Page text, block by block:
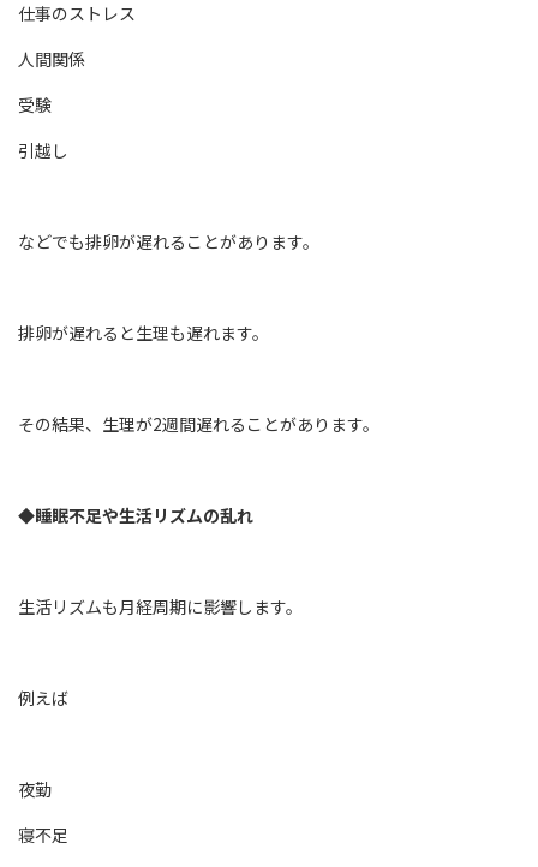
仕事のストレス
人間関係
受験
引越し
などでも排卵が遅れることがあります。
排卵が遅れると生理も遅れます。
その結果、生理が2週間遅れることがあります。
◆睡眠不足や生活リズムの乱れ
生活リズムも月経周期に影響します。
例えば
夜勤
寝不足